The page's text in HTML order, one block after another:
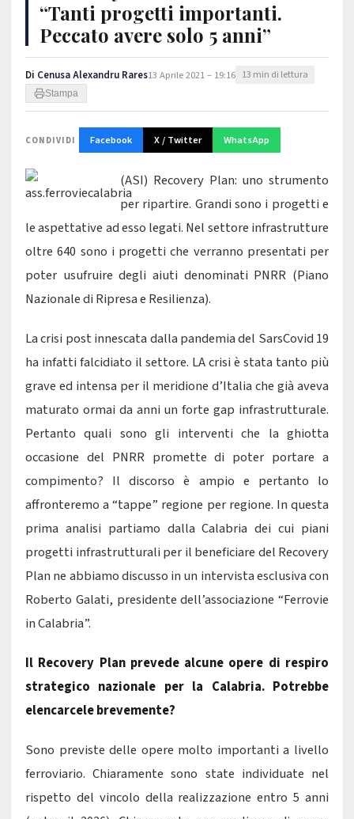
“Tanti progetti importanti.
Peccato avere solo 5 anni”
Di Cenusa Alexandru Rares13 Aprile 2021 – 19:16 13 min di lettura
Stampa
CONDIVIDI Facebook X / Twitter WhatsApp
(ASI) Recovery Plan: uno strumento
per ripartire. Grandi sono i progetti e
le aspettative ad esso legati. Nel settore infrastrutture
oltre 640 sono i progetti che verranno presentati per
poter usufruire degli aiuti denominati PNRR (Piano
Nazionale di Ripresa e Resilienza).
La crisi post innescata dalla pandemia del SarsCovid 19
ha infatti falcidiato il settore. LA crisi è stata tanto più
grave ed intensa per il meridione d’Italia che già aveva
maturato ormai da anni un forte gap infrastrutturale.
Pertanto quali sono gli interventi che la ghiotta
occasione del PNRR promette di poter portare a
compimento? Il discorso è ampio e pertanto lo
affronteremo a “tappe” regione per regione. In questa
prima analisi partiamo dalla Calabria dei cui piani
progetti infrastrutturali per il beneficiare del Recovery
Plan ne abbiamo discusso in un intervista esclusiva con
Roberto Galati, presidente dell’associazione “Ferrovie
in Calabria”.
Il Recovery Plan prevede alcune opere di respiro
strategico nazionale per la Calabria. Potrebbe
elencarcele brevemente?
Sono previste delle opere molto importanti a livello
ferroviario. Chiaramente sono state individuate nel
rispetto del vincolo della realizzazione entro 5 anni